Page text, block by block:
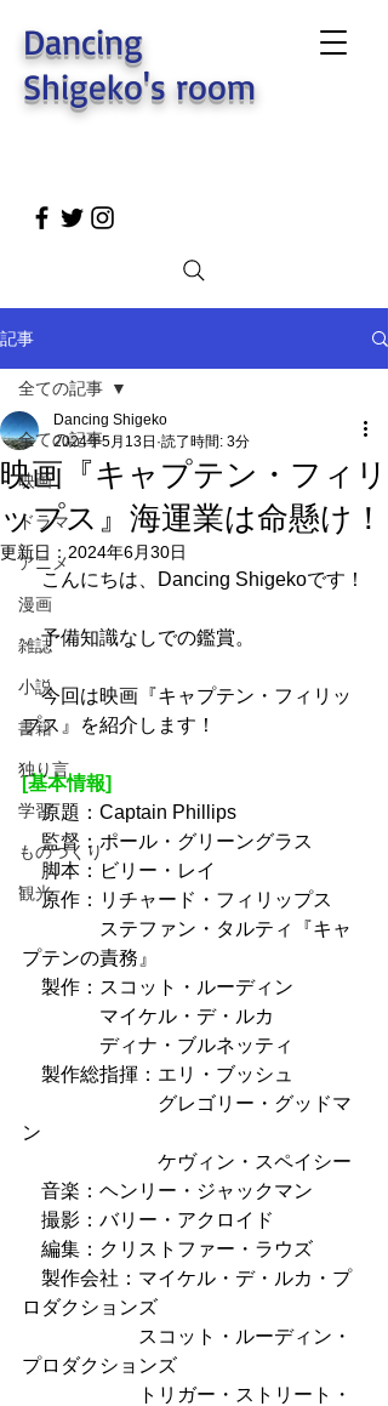
Dancing
Shigeko's room
記事
全ての記事
映画
ドラマ
アニメ
漫画
雑誌
小説
書籍
独り言
学習
ものづくり
観光
全ての記事
映画『キャプテン・フィリ
ップス』海運業は命懸け！
Dancing Shigeko
2024年5月13日 読了時間: 3分
更新日： 2024年6月30日
こんにちは、Dancing Shigekoです！
予備知識なしでの鑑賞。
今回は映画『キャプテン・フィリッ
プス』を紹介します！
[基本情報]
原題：Captain Phillips
監督：ポール・グリーングラス
脚本：ビリー・レイ
原作：リチャード・フィリップス
ステファン・タルティ『キャ
プテンの責務』
製作：スコット・ルーディン
マイケル・デ・ルカ
ディナ・ブルネッティ
製作総指揮：エリ・ブッシュ
グレゴリー・グッドマ
ン
ケヴィン・スペイシー
音楽：ヘンリー・ジャックマン
撮影：バリー・アクロイド
編集：クリストファー・ラウズ
製作会社：マイケル・デ・ルカ・プ
ロダクションズ
スコット・ルーディン・
プロダクションズ
トリガー・ストリート・